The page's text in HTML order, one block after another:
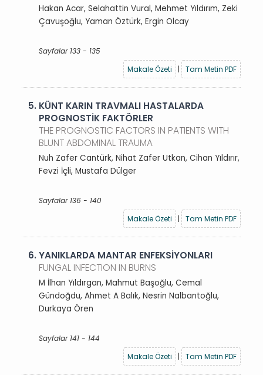
Hakan Acar, Selahattin Vural, Mehmet Yıldırım, Zeki
Çavuşoğlu, Yaman Öztürk, Ergin Olcay
Sayfalar 133 - 135
Makale Özeti
| Tam Metin PDF
5. KÜNT KARIN TRAVMALI HASTALARDA
PROGNOSTİK FAKTÖRLER
THE PROGNOSTIC FACTORS IN PATIENTS WITH
BLUNT ABDOMINAL TRAUMA
Nuh Zafer Cantürk, Nihat Zafer Utkan, Cihan Yıldırır,
Fevzi İçli, Mustafa Dülger
Sayfalar 136 - 140
Makale Özeti
| Tam Metin PDF
6.YANIKLARDA MANTAR ENFEKSİYONLARI
FUNGAL INFECTION IN BURNS
M İlhan Yıldırgan, Mahmut Başoğlu, Cemal
Gündoğdu, Ahmet A Balık, Nesrin Nalbantoğlu,
Durkaya Ören
Sayfalar 141 - 144
Makale Özeti
| Tam Metin PDF